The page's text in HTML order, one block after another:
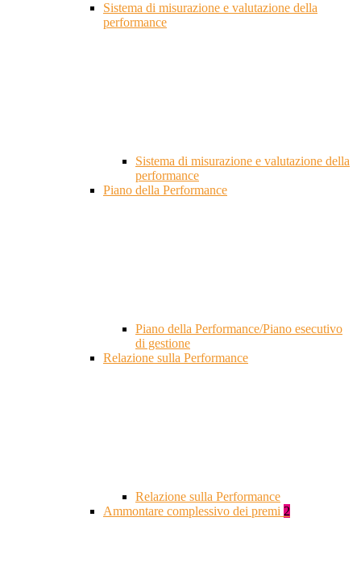
Sistema di misurazione e valutazione della
performance
Sistema di misurazione e valutazione della
performance
Piano della Performance
Piano della Performance/Piano esecutivo
di gestione
Relazione sulla Performance
Relazione sulla Performance
Ammontare complessivo dei premi 2